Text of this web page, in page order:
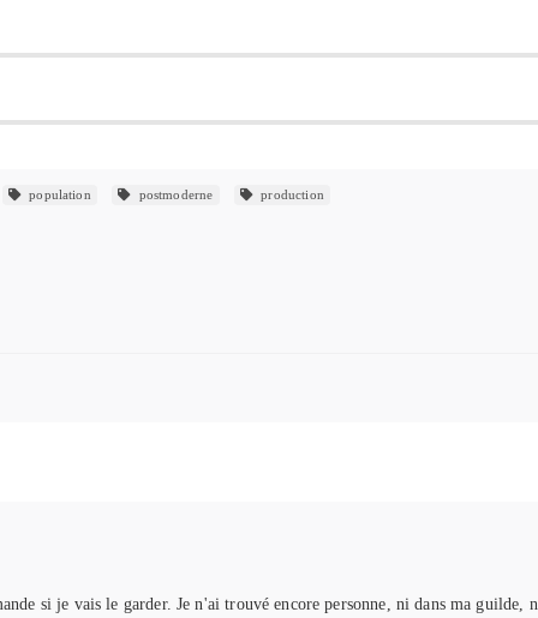
population postmoderne production
si je vais le garder. Je n'ai trouvé encore personne, ni dans ma